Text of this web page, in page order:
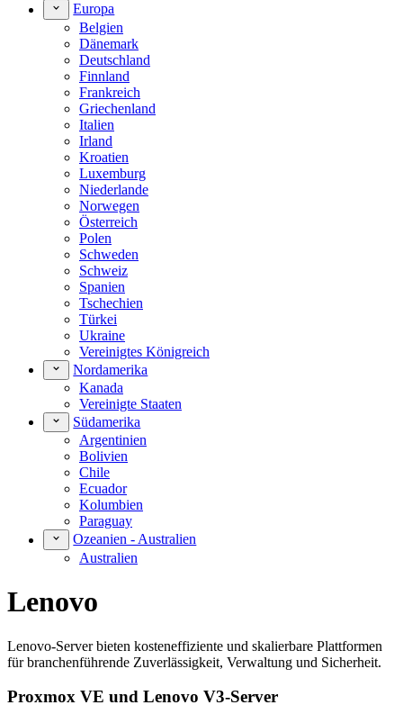
Europa
Belgien
Dänemark
Deutschland
Finnland
Frankreich
Griechenland
Italien
Irland
Kroatien
Luxemburg
Niederlande
Norwegen
Österreich
Polen
Schweden
Schweiz
Spanien
Tschechien
Türkei
Ukraine
Vereinigtes Königreich
Nordamerika
Kanada
Vereinigte Staaten
Südamerika
Argentinien
Bolivien
Chile
Ecuador
Kolumbien
Paraguay
Ozeanien - Australien
Australien
Lenovo
Lenovo-Server bieten kosteneffiziente und skalierbare Plattformen
für branchenführende Zuverlässigkeit, Verwaltung und Sicherheit.
Proxmox VE und Lenovo V3-Server